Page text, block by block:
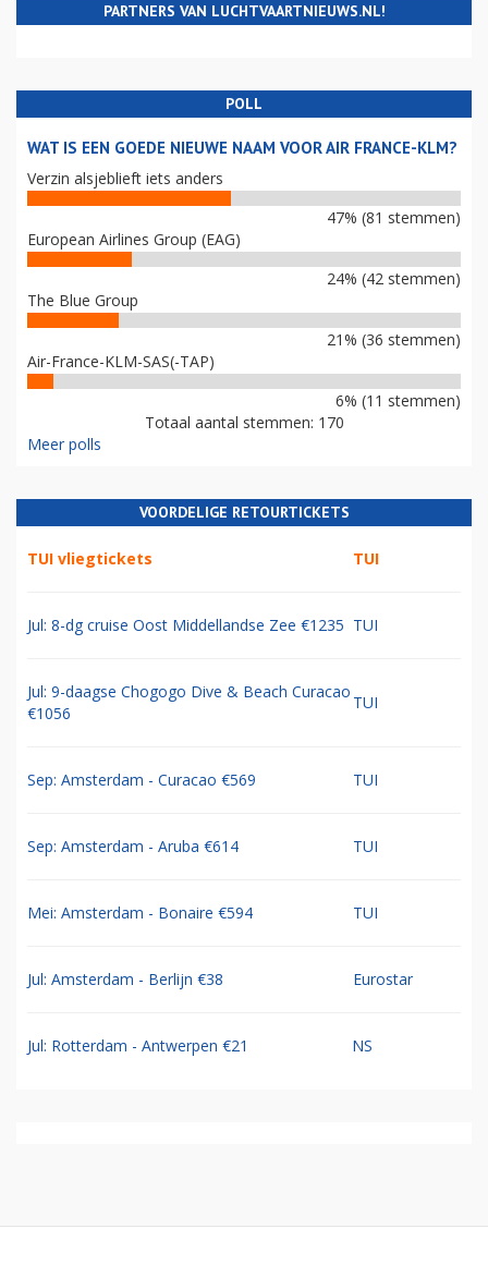
PARTNERS VAN LUCHTVAARTNIEUWS.NL!
POLL
WAT IS EEN GOEDE NIEUWE NAAM VOOR AIR FRANCE-KLM?
Verzin alsjeblieft iets anders
47% (81 stemmen)
European Airlines Group (EAG)
24% (42 stemmen)
The Blue Group
21% (36 stemmen)
Air-France-KLM-SAS(-TAP)
6% (11 stemmen)
Totaal aantal stemmen: 170
Meer polls
VOORDELIGE RETOURTICKETS
TUI vliegtickets TUI
Jul: 8-dg cruise Oost Middellandse Zee €1235 TUI
Jul: 9-daagse Chogogo Dive & Beach Curacao
€1056
TUI
Sep: Amsterdam - Curacao €569 TUI
Sep: Amsterdam - Aruba €614 TUI
Mei: Amsterdam - Bonaire €594 TUI
Jul: Amsterdam - Berlijn €38 Eurostar
Jul: Rotterdam - Antwerpen €21 NS